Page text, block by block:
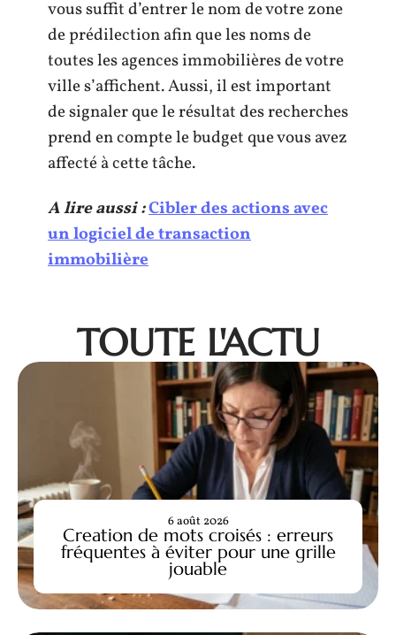
vous suffit d’entrer le nom de votre zone
de prédilection afin que les noms de
toutes les agences immobilières de votre
ville s’affichent. Aussi, il est important
de signaler que le résultat des recherches
prend en compte le budget que vous avez
affecté à cette tâche.
A lire aussi :Cibler des actions avec
un logiciel de transaction
immobilière
TOUTE L'ACTU
Creation de mots croisés : erreurs
fréquentes à éviter pour une grille
jouable
6 août 2026